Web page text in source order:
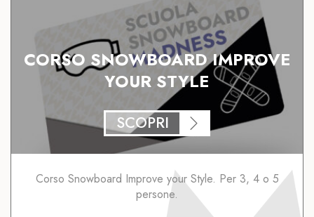
CORSO SNOWBOARD IMPROVE
YOUR STYLE
SCOPRI
Corso Snowboard Improve your Style. Per 3, 4 o 5
persone.